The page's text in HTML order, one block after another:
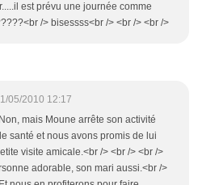
est prévu une journée comme
/> bisessss<br /> <br /> <br />
05/2010 12:17
mais Moune arrête son activité
santé et nous avons promis de lui
visite amicale.<br /> <br /> <br />
adorable, son mari aussi.<br />